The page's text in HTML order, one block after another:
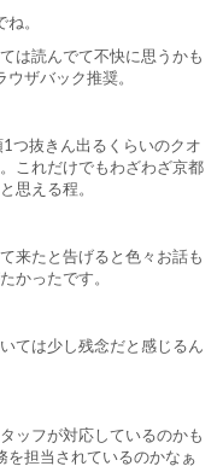
。
は読んでて不快に思うかも
ザバック推奨。
つ抜きん出るくらいのクオ
これだけでもわざわざ京都
思える程。
来たと告げると色々お話も
かったです。
ては少し残念だと感じるん
ッフが対応しているのかも
を担当されているのかなぁ